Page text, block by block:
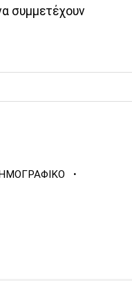
συμμετέχουν
·